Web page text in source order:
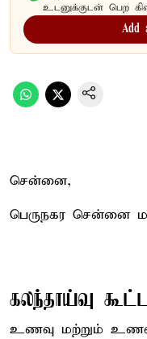
உடனுக்குடன் பெற
Add
சென்னை,
பெருநகர சென்னை
கலந்தாய்வு
உணவு மற்றும்